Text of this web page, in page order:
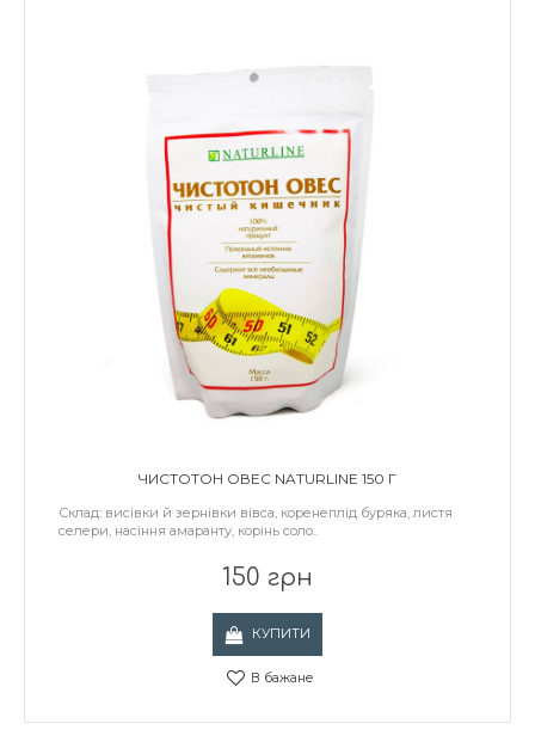
ЧИСТОТОН ОВЕС NATURLINE 150 Г
Склад: висівки й зернівки вівса, коренеплід буряка, листя
селери, насіння амаранту, корінь соло..
150 грн
КУПИТИ
В бажане